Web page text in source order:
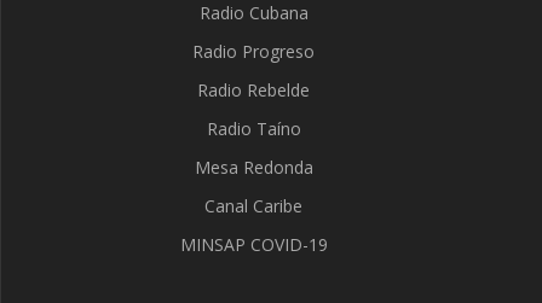
Radio Cubana
Radio Progreso
Radio Rebelde
Radio Taíno
Mesa Redonda
Canal Caribe
MINSAP COVID-19